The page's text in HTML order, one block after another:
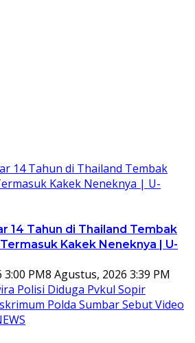
14 Tahun di Thailand Tembak
Kakek Neneknya | U-
PM8 Agustus, 2026 3:39 PM